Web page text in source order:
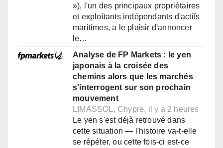
»), l'un des principaux propriétaires
et exploitants indépendants d'actifs
maritimes, a le plaisir d'annoncer
le…
Analyse de FP Markets : le yen
japonais à la croisée des
chemins alors que les marchés
s'interrogent sur son prochain
mouvement
LIMASSOL, Chypre, il y a 2 heures
Le yen s'est déjà retrouvé dans
cette situation — l'histoire va-t-elle
se répéter, ou cette fois-ci est-ce